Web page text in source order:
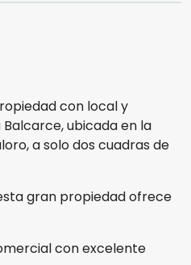
con local y
ubicada en la
a solo dos cuadras de
gran propiedad ofrece
con excelente